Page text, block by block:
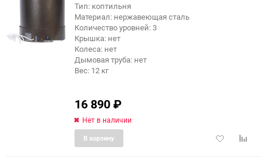
Тип: коптильня
Материал: нержавеющая сталь
Количество уровней: 3
Крышка: нет
Колеса: нет
Дымовая труба: нет
Вес: 12 кг
16 890₽
Нет в наличии
Добавить
В корзину